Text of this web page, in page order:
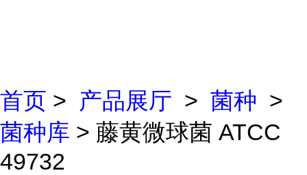
首页 > 产品展厅 > 菌种 >
菌种库 > 藤黄微球菌 ATCC
49732